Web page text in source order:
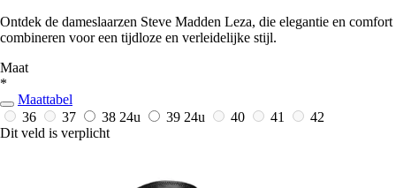
Ontdek de dameslaarzen Steve Madden Leza, die elegantie en comfort
combineren voor een tijdloze en verleidelijke stijl.
Maat
*
Maattabel
36
37 38 24u 39 24u 40 41
42
Dit veld is verplicht